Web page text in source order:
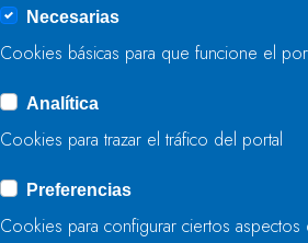
Necesarias
Cookies básicas para que funcione el
Analítica
Cookies para trazar el tráfico del portal
Preferencias
Cookies para configurar ciertos